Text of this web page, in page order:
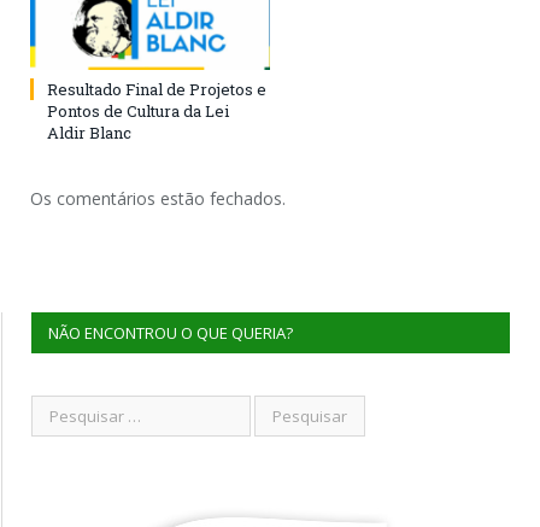
Resultado Final de Projetos e
Pontos de Cultura da Lei
Aldir Blanc
Os comentários estão fechados.
NÃO ENCONTROU O QUE QUERIA?